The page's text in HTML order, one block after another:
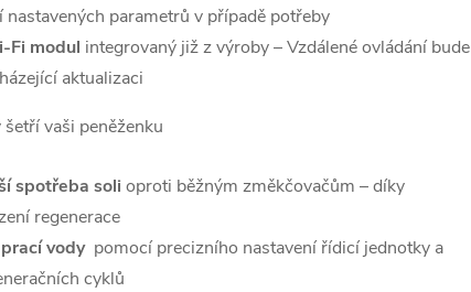
nastavených parametrů v případě potřeby
Fi modul integrovaný již z výroby – Vzdálené ovládání bude
aktualizaci
vaši peněženku
spotřeba soli oproti běžným změkčovačům – díky
regenerace
vodypomocí precizního nastavení řídicí jednotky a
cyklů